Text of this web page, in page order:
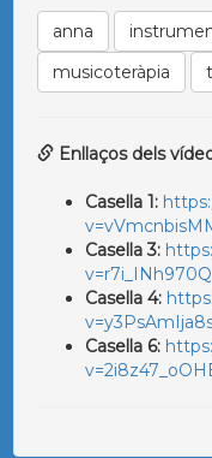
anna
musicoteràpia
Enllaços dels
Casella 1:
Casella 3:
v=r7i_INh970Q
Casella 4:
Casella 6: